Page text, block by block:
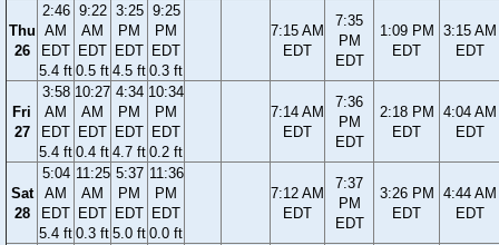
Thu
26
2:46
AM
EDT
5.4 ft
9:22
AM
EDT
0.5 ft
3:25
PM
EDT
4.5 ft
9:25
PM
EDT
0.3 ft
7:15 AM
EDT
7:35
PM
EDT
1:09 PM
EDT
3:15 AM
EDT
Fri
27
3:58
AM
EDT
5.4 ft
10:27
AM
EDT
0.4 ft
4:34
PM
EDT
4.7 ft
10:34
PM
EDT
0.2 ft
7:14 AM
EDT
7:36
PM
EDT
2:18 PM
EDT
4:04 AM
EDT
Sat
28
5:04
AM
EDT
5.4 ft
11:25
AM
EDT
0.3 ft
5:37
PM
EDT
5.0 ft
11:36
PM
EDT
0.0 ft
7:12 AM
EDT
7:37
PM
EDT
3:26 PM
EDT
4:44 AM
EDT